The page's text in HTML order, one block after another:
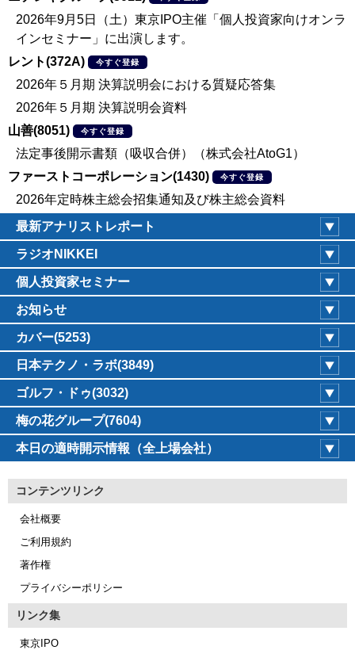
2026年9月5日（土）東京IPO主催「個人投資家向けオンラ
インセミナー」に出演します。
レント(372A)
今すぐ登録
2026年５月期 決算説明会における質疑応答集
2026年５月期 決算説明会資料
山善(8051)
今すぐ登録
法定事後開示書類（吸収合併）（株式会社AtoG1）
ファーストコーポレーション(1430)
今すぐ登録
2026年定時株主総会招集通知及び株主総会資料
最新アナリストレポート
ラジオNIKKEI
個人投資家セミナー
お知らせ
カバー(5253)
日本テクノ・ラボ(3849)
ゴルフ・ドゥ(3032)
梅の花グループ(7604)
本日の適時開示情報（全上場会社）
コンテンツリンク
会社概要
ご利用規約
著作権
プライバシーポリシー
リンク集
東京IPO